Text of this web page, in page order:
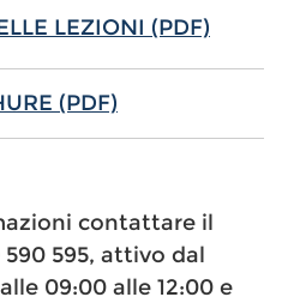
LEZIONI (PDF)
(PDF)
contattare il
595, attivo dal
09:00 alle 12:00 e